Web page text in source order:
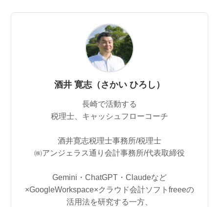
酒井 寛志（さかい ひろし）
長崎で活動する
税理士、キャッシュフローコーチ
酒井寛志税理士事務所/税理士
㈱アンジェラス通り会計事務所/代表取締役
Gemini・ChatGPT・Claudeなど
×GoogleWorkspace×クラウド会計ソフトfreeeの
活用法を研究する一方、